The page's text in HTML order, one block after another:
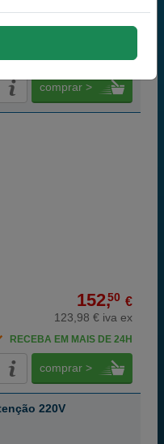
282,50
RECEBA EM 48 HORAS
comprar >
152,50 €
123,98 € iva ex
RECEBA EM MAIS DE 24H
comprar >
220V